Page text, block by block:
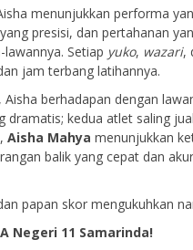
menunjukkan performa
presisi, dan pertahanan
Setiap yuko, wazari,
jam terbang latihannya.
berhadapan dengan
dramatis; kedua atlet saling
Aisha Mahya menunjukkan
balik yang cepat dan
papan skor mengukuhkan
Negeri 11 Samarinda!